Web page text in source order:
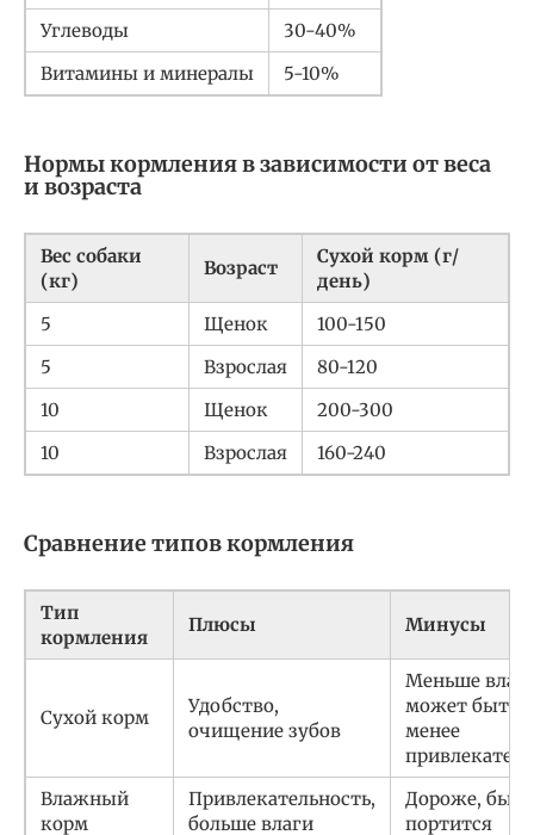
Углеводы
30-40%
Витамины и минералы
5-10%
Нормы кормления в зависимости от веса
и возраста
Вес собаки
(кг)
Возраст
Сухой корм (г/
день)
5
Щенок
100-150
5
Взрослая
80-120
10
Щенок
200-300
10
Взрослая 160-240
Сравнение типов кормления
Тип
кормления
Плюсы Минусы
Сухой корм
Удобство,
очищение зубов
Меньше
может быть
менее
Влажный
корм
Привлекательность,
больше влаги
Дороже,
портится